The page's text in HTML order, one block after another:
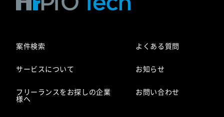
案件検索
サービスについて
フリーランスをお探しの企業
様へ
よくある質問
お知らせ
お問い合わせ